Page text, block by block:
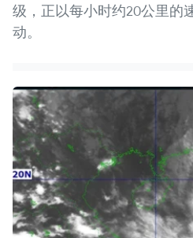
级，正以每小时约20公里的
动。